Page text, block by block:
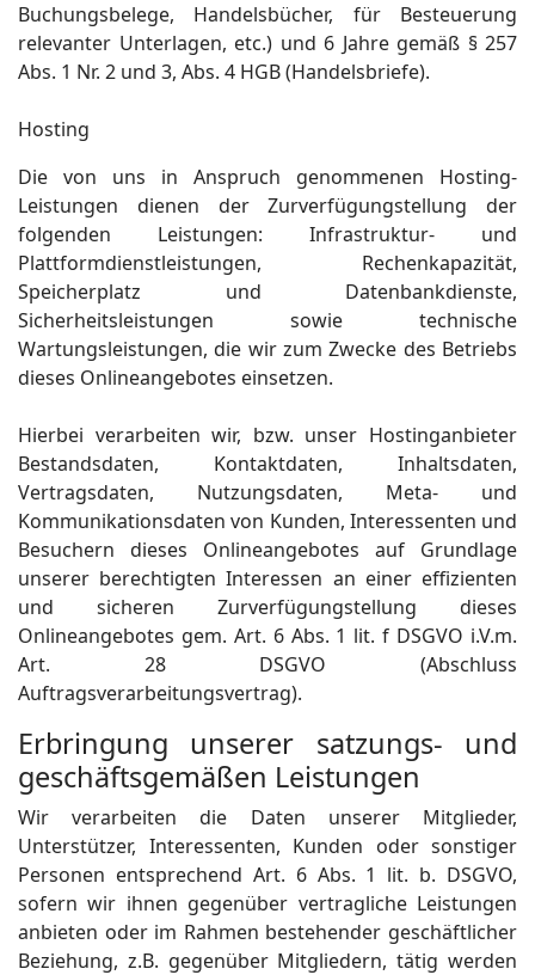
Buchungsbelege, Handelsbücher, für Besteuerung
relevanter Unterlagen, etc.) und 6 Jahre gemäß § 257
Abs. 1 Nr. 2 und 3, Abs. 4 HGB (Handelsbriefe).
Hosting
Die von uns in Anspruch genommenen Hosting-
Leistungen dienen der Zurverfügungstellung der
folgenden Leistungen: Infrastruktur- und
Plattformdienstleistungen, Rechenkapazität,
Speicherplatz und Datenbankdienste,
Sicherheitsleistungen sowie technische
Wartungsleistungen, die wir zum Zwecke des Betriebs
dieses Onlineangebotes einsetzen.
Hierbei verarbeiten wir, bzw. unser Hostinganbieter
Bestandsdaten, Kontaktdaten, Inhaltsdaten,
Vertragsdaten, Nutzungsdaten, Meta- und
Kommunikationsdaten von Kunden, Interessenten und
Besuchern dieses Onlineangebotes auf Grundlage
unserer berechtigten Interessen an einer effizienten
und sicheren Zurverfügungstellung dieses
Onlineangebotes gem. Art. 6 Abs. 1 lit. f DSGVO i.V.m.
Art. 28 DSGVO (Abschluss
Auftragsverarbeitungsvertrag).
Erbringung unserer satzungs- und
geschäftsgemäßen Leistungen
Wir verarbeiten die Daten unserer Mitglieder,
Unterstützer, Interessenten, Kunden oder sonstiger
Personen entsprechend Art. 6 Abs. 1 lit. b. DSGVO,
sofern wir ihnen gegenüber vertragliche Leistungen
anbieten oder im Rahmen bestehender geschäftlicher
Beziehung, z.B. gegenüber Mitgliedern, tätig werden